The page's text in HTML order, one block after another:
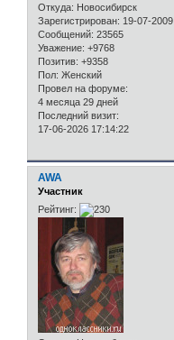
Откуда: Новосибирск
Зарегистрирован: 19-07-2009
Сообщений: 23565
Уважение: +9768
Позитив: +9358
Пол: Женский
Провел на форуме:
4 месяца 29 дней
Последний визит:
17-06-2026 17:14:22
AWA
Участник
Рейтинг: